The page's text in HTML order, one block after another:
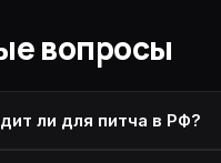
вопросы
ли для питча в РФ?